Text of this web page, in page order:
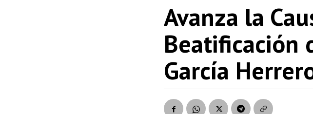
Avanza la
Beatificación
García